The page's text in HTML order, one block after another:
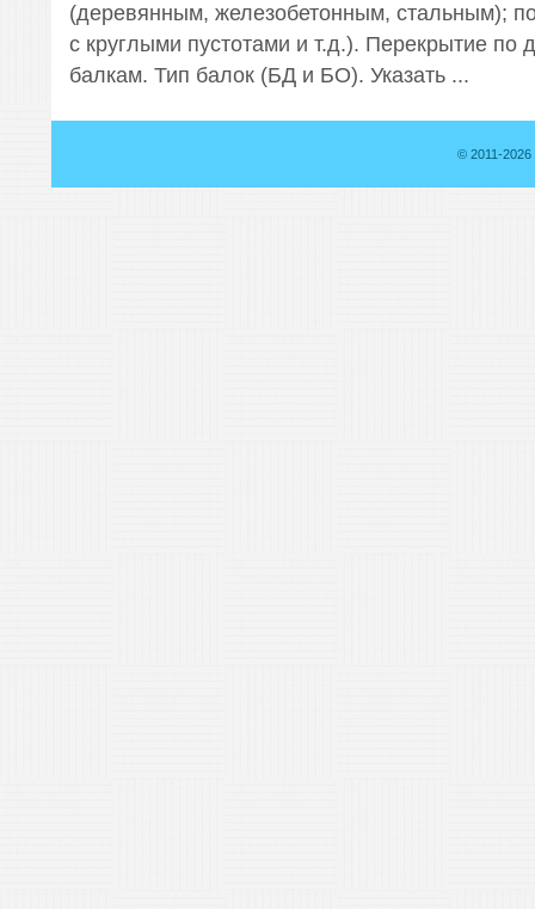
(деревянным, железобетонным, стальным);
с круглыми пустотами и т.д.). Перекрытие по
балкам. Тип балок (БД и БО). Указать ...
© 2011-2026